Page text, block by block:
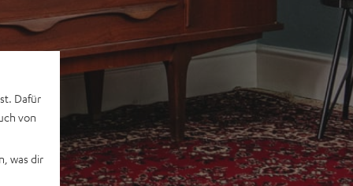
Dafür
von
was dir